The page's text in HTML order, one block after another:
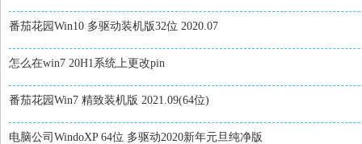
番茄花园Win10 多驱动装机版32位 2020.07
怎么在win7 20H1系统上更改pin
番茄花园Win7 精致装机版 2021.09(64位)
电脑公司WindoXP 64位 多驱动2020新年元旦纯净版